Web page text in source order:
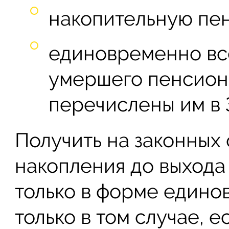
накопительную
единовременно
умершего
перечислены им в
Получить на
накопления до
только в форме
только в том случае,